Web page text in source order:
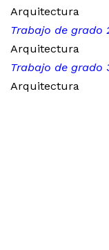
Arquitectura
Trabajo de grado
Arquitectura
Trabajo de grado
Arquitectura